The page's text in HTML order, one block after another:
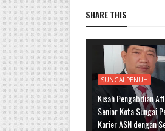
SHARE THIS
SUNGAI PENUH
Kisah Pengabdian
Senior Kota Sungai
Karier ASN dengan